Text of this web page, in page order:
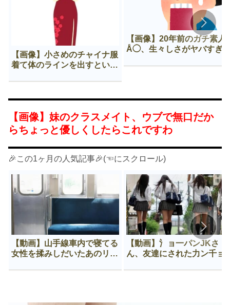
【画像】小さめのチャイナ服
着て体のラインを出すという
【画像】20年前のガチ素人
Å◯、生々しさがヤバすぎ
【画像】妹のクラスメイト、ウブで無口だか
らちょっと優しくしたらこれですわ
🎉この1ヶ月の人気記事🎉(☜にスクロール)
【動画】山手線車内で寝てる
女性を揉みしだいたあのリー
【動画】氵ョ一パンJKさ
ん、友達にされた力ン千ョ